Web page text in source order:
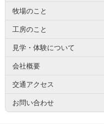
牧場のこと
工房のこと
見学・体験について
会社概要
交通アクセス
お問い合わせ